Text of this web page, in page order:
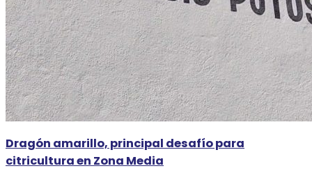
Dragón amarillo, principal desafío para
citricultura en Zona Media